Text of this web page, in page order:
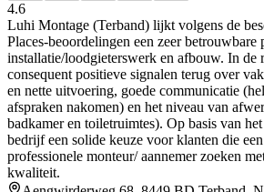
4.6
Luhi Montage (Terband) lijkt volgens de
Places-beoordelingen een zeer
installatie/loodgieterswerk en afbouw. In de
consequent positieve signalen terug over
en nette uitvoering, goede communicatie
afspraken nakomen) en het niveau van
badkamer en toiletruimtes). Op basis van
bedrijf een solide keuze voor klanten die
professionele monteur/ aannemer zoeken
kwaliteit.